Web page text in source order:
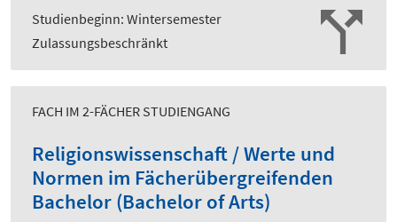
Studienbeginn: Wintersemester
Zulassungsbeschränkt
FACH IM 2-FÄCHER STUDIENGANG
Religionswissenschaft / Werte und
Normen im Fächerübergreifenden
Bachelor (Bachelor of Arts)